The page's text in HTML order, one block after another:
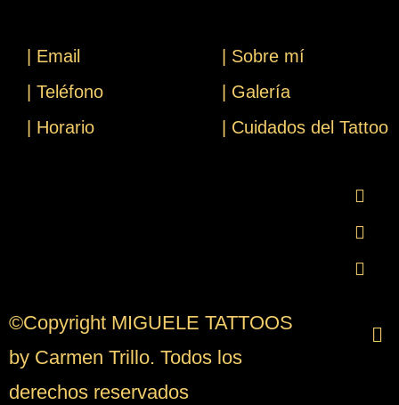
| Email
| Sobre mí
| Teléfono
| Horario
| Galería
| Cuidados del Tattoo
©Copyright MIGUELE TATTOOS
by Carmen Trillo. Todos los
derechos reservados